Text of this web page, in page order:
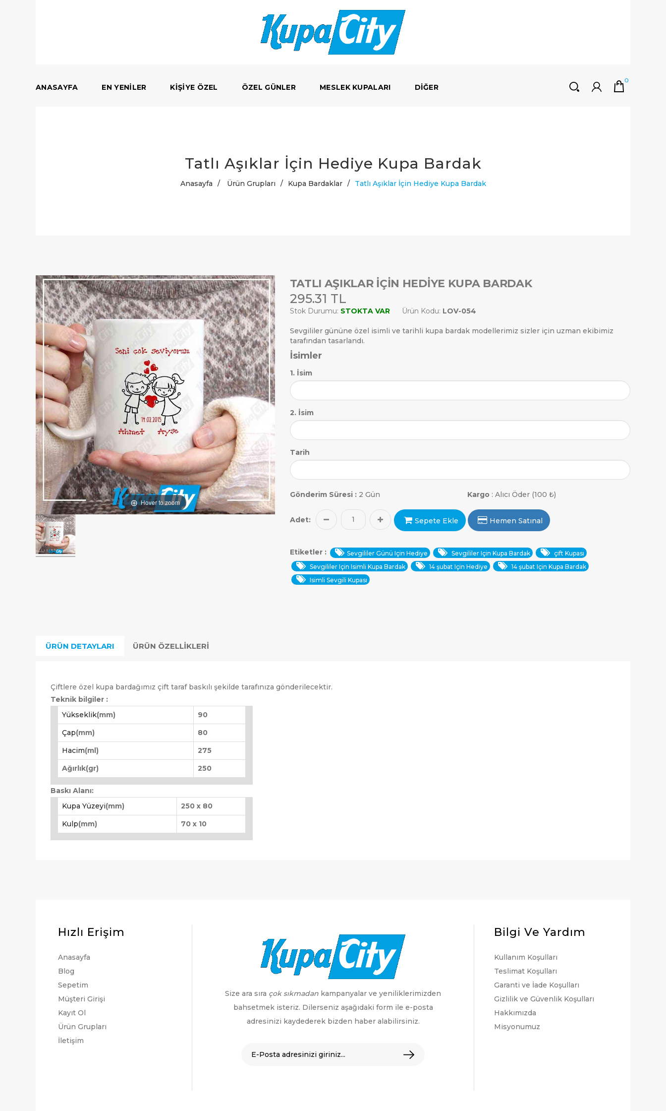
0
ANASAYFA EN YENILER KIŞIYE ÖZEL ÖZEL GÜNLER MESLEK KUPALARI DIĞER
Tatlı Aşıklar İçin Hediye Kupa Bardak
Anasayfa / Ürün Grupları / Kupa Bardaklar / Tatlı Aşıklar İçin Hediye Kupa Bardak
Hover to zoom
TATLI AŞIKLAR İÇIN HEDIYE KUPA BARDAK
295.31 TL
Stok Durumu: STOKTA VAR Ürün Kodu: LOV-054
Sevgililer gününe özel isimli ve tarihli kupa bardak modellerimiz sizler için uzman ekibimiz
tarafından tasarlandı.
İsimler
1. İsim
2. İsim
Tarih
Gönderim Süresi :2 Gün Kargo : Alıcı Öder (100 ₺)
Adet: Sepete Ekle Hemen Satınal
Etiketler : Sevgililer Günü Için Hediye Sevgililer Için Kupa Bardak
çift Kupası
Sevgililer Için Isimli Kupa Bardak
14 şubat Için Hediye
14 şubat Için Kupa Bardak
Isimli Sevgili Kupası
ÜRÜN DETAYLARI ÜRÜN ÖZELLIKLERI
Çiftlere özel kupa bardağımız çift taraf baskılı şekilde tarafınıza gönderilecektir.
Teknik bilgiler :
Yükseklik(mm)
90
Çap(mm)
80
Hacim(ml)
275
Ağırlık(gr)
250
Baskı Alanı:
Kupa Yüzeyi(mm)
250 x 80
Kulp(mm) 70 x 10
Hızlı Erişim
Anasayfa
Blog
Sepetim
Müşteri Girişi
Kayıt Ol
Ürün Grupları
İletişim
Size ara sıra çok sıkmadan kampanyalar ve yeniliklerimizden
bahsetmek isteriz. Dilerseniz aşağıdaki form ile e-posta
adresinizi kaydederek bizden haber alabilirsiniz.
Bilgi Ve Yardım
Kullanım Koşulları
Teslimat Koşulları
Garanti ve İade Koşulları
Gizlilik ve Güvenlik Koşulları
Hakkımızda
Misyonumuz